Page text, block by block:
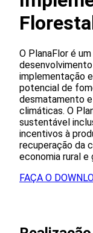
Florestal
O PlanaFlor é
implementação
potencial de
desmatamento
climáticas. O
sustentável
incentivos à
recuperação da
economia rural
FAÇA O